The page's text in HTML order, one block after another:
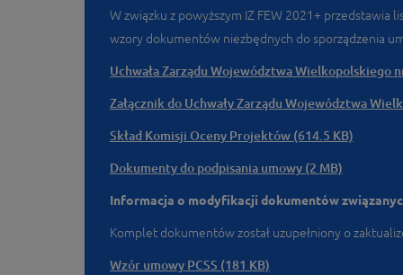
W związku z powyższym IZ FEW 2021+
wzory dokumentów niezbędnych do sporządzenia
Uchwała Zarządu Województwa Wielkopolskiego
Załącznik do Uchwały Zarządu Województwa
Skład Komisji Oceny Projektów (614.5 KB)
Dokumenty do podpisania umowy (2 MB)
Informacja o modyfikacji dokumentów
Komplet dokumentów został uzupełniony o
Wzór umowy PCSS (181 KB)